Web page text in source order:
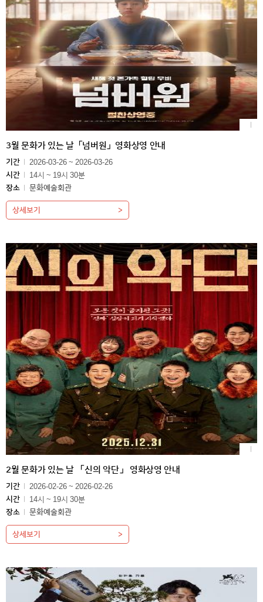
3월 문화가 있는 날「넘버원」영화상영 안내
기간
2026-03-26 ~ 2026-03-26
시간
14시 ~ 19시 30분
장소
문화예술회관
상세보기
2월 문화가 있는 날 「신의 악단」 영화상영 안내
기간
2026-02-26 ~ 2026-02-26
시간
14시 ~ 19시 30분
장소
문화예술회관
상세보기